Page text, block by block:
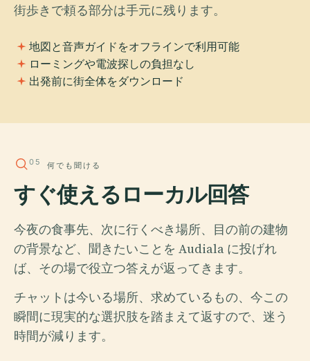
街歩きで頼る部分は手元に残ります。
地図と音声ガイドをオフラインで利用可能
ローミングや電波探しの負担なし
出発前に街全体をダウンロード
05 何でも聞ける
すぐ使えるローカル回答
今夜の食事先、次に行くべき場所、目の前の建物
の背景など、聞きたいことを Audiala に投げれ
ば、その場で役立つ答えが返ってきます。
チャットは今いる場所、求めているもの、今この
瞬間に現実的な選択肢を踏まえて返すので、迷う
時間が減ります。